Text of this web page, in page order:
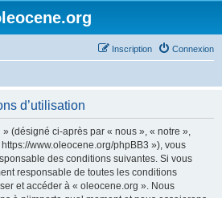
Connexion
Inscription
d’utilisation
(désigné ci-après par « nous », « notre »,
www.oleocene.org/phpBB3 »), vous
des conditions suivantes. Si vous
responsable de toutes les conditions
et accéder à « oleocene.org ». Nous